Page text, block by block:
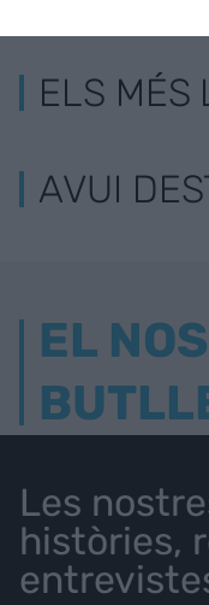
ELS MÉS
AVUI
EL
Les
històries,